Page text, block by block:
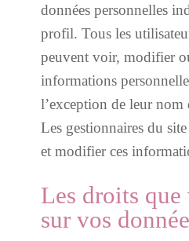
données personnelles
profil. Tous les
peuvent voir, modifier
informations
l’exception de leur nom
Les gestionnaires du
et modifier ces
Les droits que
sur vos